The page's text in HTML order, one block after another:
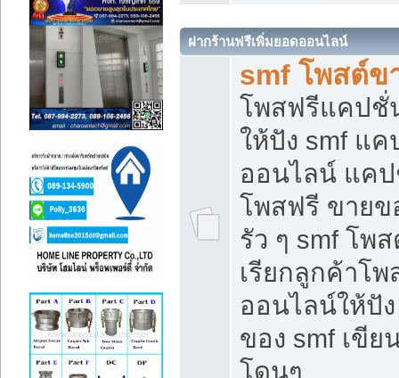
ฝากร้านฟรีเพิ่มยอดออนไลน์
smf โพสต์ข
โพสฟรีแคปชั่
ให้ปัง smf แ
ออนไลน์ แค
โพสฟรี ขายข
รัว ๆ smf โพ
เรียกลูกค้าโ
ออนไลน์ให้ปั
ของ smf เขี
โดนๆ